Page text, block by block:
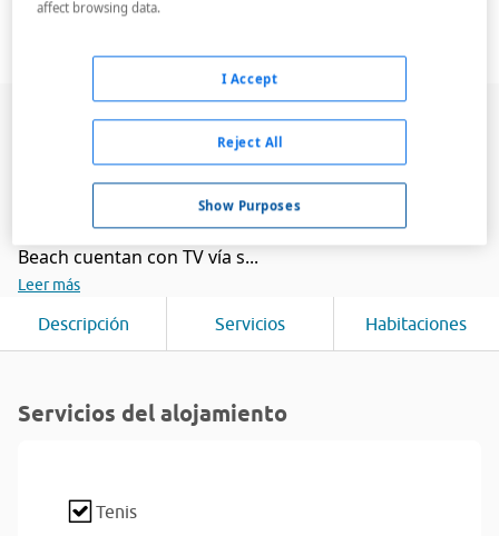
Ver en el mapa
Ubicado en la playa de arena blanca de Costa Calma,
Fuerteventura, este hotel ofrece una piscina al aire
libre y un aparcamiento gratuito. Todas las
habitaciones tienen balcones privados con vistas al
mar o al jardín. Las habitaciones del Sunrise Hotel Taro
Beach cuentan con TV vía s...
Leer más
Descripción Servicios Habitaciones
Servicios del alojamiento
Tenis
affect browsing data.
Show Purposes
Reject All
I Accept